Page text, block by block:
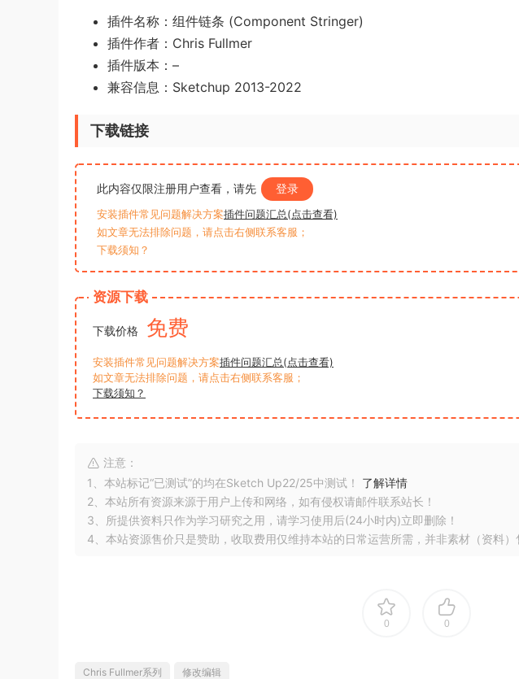
插件名称：组件链条 (Component Stringer)
插件作者： Chris Fullmer
插件版本：–
兼容信息：Sketchup 2013-2022
下载链接
此内容仅限注册用户查看，请先 登录
安装插件常见问题解决方案插件问题汇总(点击查看)
如文章无法排除问题，请点击右侧联系客服；
下载须知？
资源下载
下载价格 免费
安装插件常见问题解决方案插件问题汇总(点击查看)
如文章无法排除问题，请点击右侧联系客服；
下载须知？
注意：
1、本站标记“已测试”的均在Sketch Up22/25中测试！ 了解详情
2、本站所有资源来源于用户上传和网络，如有侵权请邮件联系站长！
3、所提供资料只作为学习研究之用，请学习使用后(24小时内)立即删除！
4、本站资源售价只是赞助，收取费用仅维持本站的日常运营所需，并非素材（资料）
0 0
Chris Fullmer系列 修改编辑